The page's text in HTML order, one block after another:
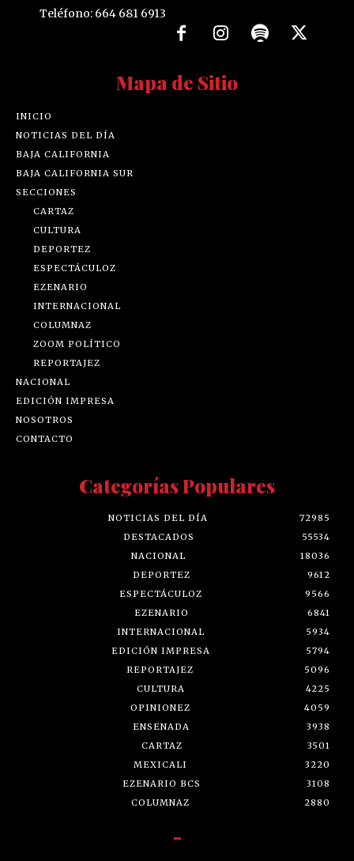
Teléfono: 664 681 6913
Mapa de Sitio
INICIO
NOTICIAS DEL DÍA
BAJA CALIFORNIA
BAJA CALIFORNIA SUR
SECCIONES
CARTAZ
CULTURA
DEPORTEZ
ESPECTÁCULOZ
EZENARIO
INTERNACIONAL
COLUMNAZ
ZOOM POLÍTICO
REPORTAJEZ
NACIONAL
EDICIÓN IMPRESA
NOSOTROS
CONTACTO
Categorías Populares
NOTICIAS DEL DÍA
72985
DESTACADOS
55534
NACIONAL
18036
DEPORTEZ
9612
ESPECTÁCULOZ
9566
EZENARIO
6841
INTERNACIONAL
5934
EDICIÓN IMPRESA
5794
REPORTAJEZ
5096
CULTURA
4225
OPINIONEZ
4059
ENSENADA
3938
CARTAZ
3501
MEXICALI
3220
EZENARIO BCS
3108
COLUMNAZ
2880
-